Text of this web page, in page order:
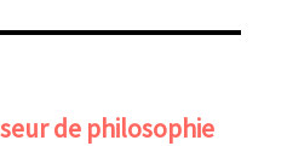
de philosophie